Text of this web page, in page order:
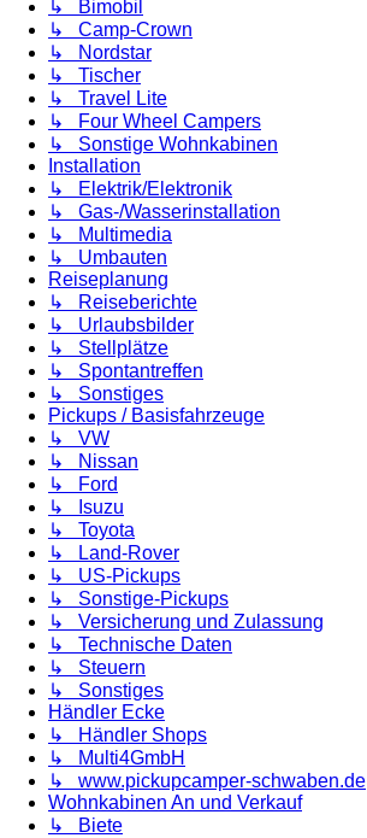
↳ Bimobil
↳ Camp-Crown
↳ Nordstar
↳ Tischer
↳ Travel Lite
↳ Four Wheel Campers
↳ Sonstige Wohnkabinen
Installation
↳ Elektrik/Elektronik
↳ Gas-/Wasserinstallation
↳ Multimedia
↳ Umbauten
Reiseplanung
↳ Reiseberichte
↳ Urlaubsbilder
↳ Stellplätze
↳ Spontantreffen
↳ Sonstiges
Pickups / Basisfahrzeuge
↳ VW
↳ Nissan
↳ Ford
↳ Isuzu
↳ Toyota
↳ Land-Rover
↳ US-Pickups
↳ Sonstige-Pickups
↳ Versicherung und Zulassung
↳ Technische Daten
↳ Steuern
↳ Sonstiges
Händler Ecke
↳ Händler Shops
↳ Multi4GmbH
↳ www.pickupcamper-schwaben.de
Wohnkabinen An und Verkauf
↳ Biete